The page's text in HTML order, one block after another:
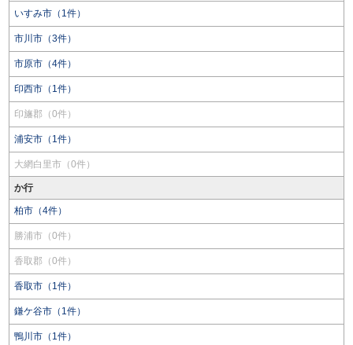
いすみ市（1件）
市川市（3件）
市原市（4件）
印西市（1件）
印旛郡（0件）
浦安市（1件）
大網白里市（0件）
か行
柏市（4件）
勝浦市（0件）
香取郡（0件）
香取市（1件）
鎌ケ谷市（1件）
鴨川市（1件）